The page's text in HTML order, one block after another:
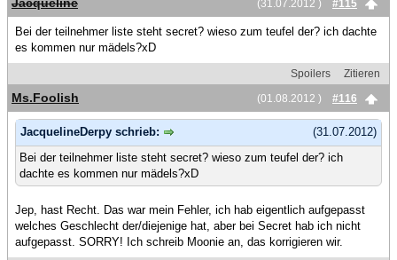
(31.07.2012 )
#115
Jacqueline
Bei der teilnehmer liste steht secret? wieso zum teufel der? ich dachte
es kommen nur mädels?xD
Spoilers
Zitieren
(01.08.2012 )
#116
Ms.Foolish
(31.07.2012)
JacquelineDerpy schrieb:
Bei der teilnehmer liste steht secret? wieso zum teufel der? ich
dachte es kommen nur mädels?xD
Jep, hast Recht. Das war mein Fehler, ich hab eigentlich aufgepasst
welches Geschlecht der/diejenige hat, aber bei Secret hab ich nicht
aufgepasst. SORRY! Ich schreib Moonie an, das korrigieren wir.